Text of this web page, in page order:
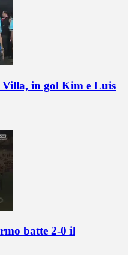
in gol Kim e Luis
batte 2-0 il